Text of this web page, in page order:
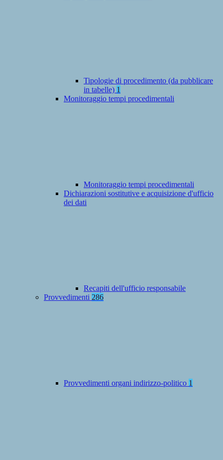
Tipologie di procedimento (da pubblicare
in tabelle) 1
Monitoraggio tempi procedimentali
Monitoraggio tempi procedimentali
Dichiarazioni sostitutive e acquisizione d'ufficio
dei dati
Recapiti dell'ufficio responsabile
Provvedimenti 286
Provvedimenti organi indirizzo-politico 1